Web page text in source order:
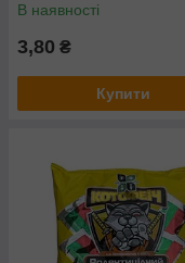
В наявності
3,80 ₴
Купити